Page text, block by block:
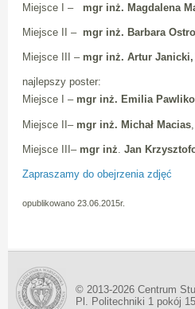
Miejsce I – mgr inż. Magdalena
Miejsce II – mgr inż. Barbara
Miejsce III – mgr inż. Artur Janicki,
najlepszy poster:
Miejsce I – mgr inż. Emilia
Miejsce II– mgr inż. Michał Macias
Miejsce III– mgr inż Jan
Zapraszamy do obejrzenia zdjęć
opublikowano 23.06.2015r.
© 2013-2026 Centrum
Pl. Politechniki 1 pokój